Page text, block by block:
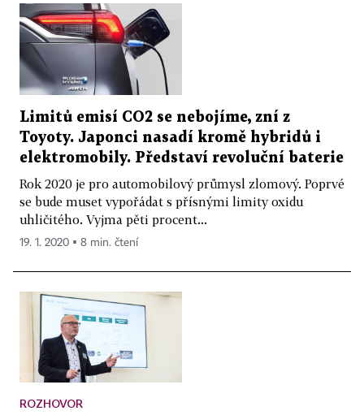
Limitů emisí CO2 se nebojíme, zní z
Toyoty. Japonci nasadí kromě hybridů i
elektromobily. Představí revoluční baterie
Rok 2020 je pro automobilový průmysl zlomový. Poprvé
se bude muset vypořádat s přísnými limity oxidu
uhličitého. Vyjma pěti procent...
19. 1. 2020 ▪ 8 min. čtení
ROZHOVOR